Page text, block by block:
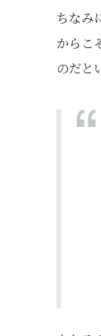
ちなみ
からこ
のだと